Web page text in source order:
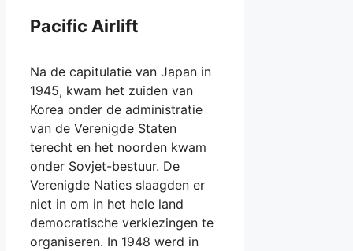
Pacific Airlift
Na de capitulatie van Japan in
1945, kwam het zuiden van
Korea onder de administratie
van de Verenigde Staten
terecht en het noorden kwam
onder Sovjet-bestuur. De
Verenigde Naties slaagden er
niet in om in het hele land
democratische verkiezingen te
organiseren. In 1948 werd in